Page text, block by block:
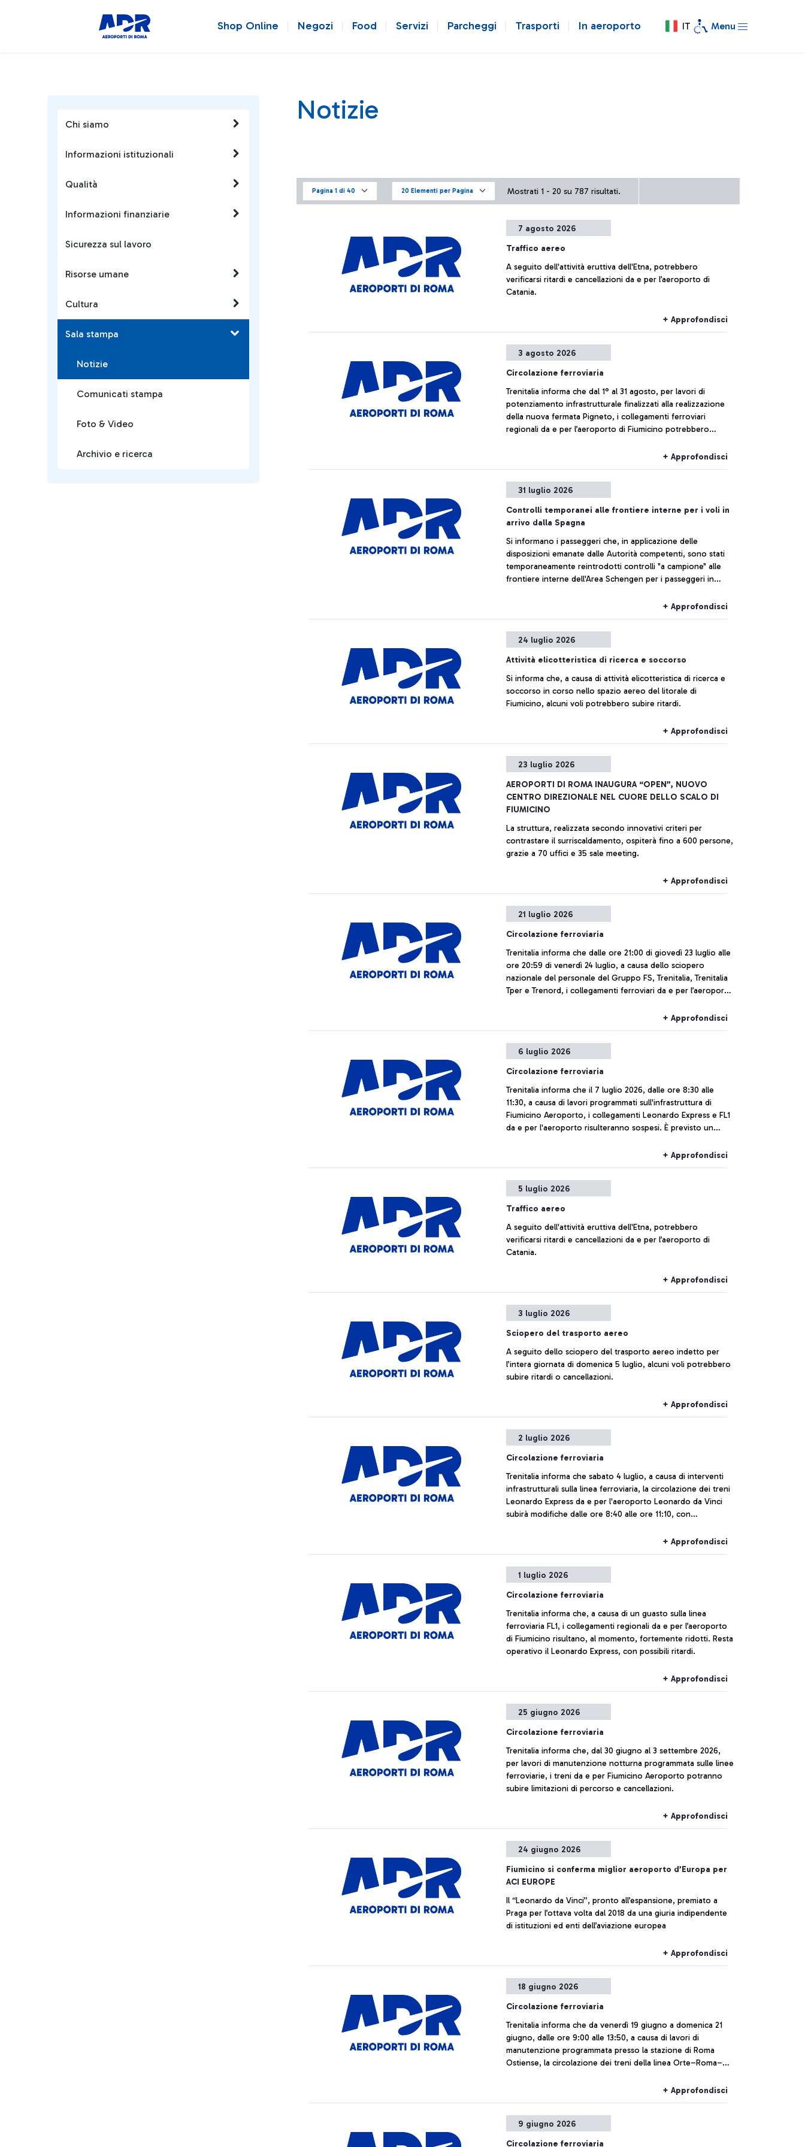
Shop Online Negozi Food Servizi Parcheggi Trasporti In aeroporto IT Menu
Chi siamo
Informazioni istituzionali
Qualità
Informazioni finanziarie
Sicurezza sul lavoro
Risorse umane
Cultura
Sala stampa
Notizie
Comunicati stampa
Foto & Video
Archivio e ricerca
Notizie
Pagina 1 di 40 20 Elementi per Pagina Mostrati 1 - 20 su 787 risultati.
7 agosto 2026
Traffico aereo
A seguito dell'attività eruttiva dell'Etna, potrebbero
verificarsi ritardi e cancellazioni da e per l’aeroporto di
Catania.
+ Approfondisci
3 agosto 2026
Circolazione ferroviaria
Trenitalia informa che dal 1° al 31 agosto, per lavori di
potenziamento infrastrutturale finalizzati alla realizzazione
della nuova fermata Pigneto, i collegamenti ferroviari
regionali da e per l’aeroporto di Fiumicino potrebbero
+ Approfondisci
31 luglio 2026
Controlli temporanei alle frontiere interne per i voli in
arrivo dalla Spagna
Si informano i passeggeri che, in applicazione delle
disposizioni emanate dalle Autorità competenti, sono stati
temporaneamente reintrodotti controlli "a campione" alle
frontiere interne dell'Area Schengen per i passeggeri in
+ Approfondisci
24 luglio 2026
Attività elicotteristica di ricerca e soccorso
Si informa che, a causa di attività elicotteristica di ricerca e
soccorso in corso nello spazio aereo del litorale di
Fiumicino, alcuni voli potrebbero subire ritardi.
+ Approfondisci
23 luglio 2026
AEROPORTI DI ROMA INAUGURA “OPEN”, NUOVO
CENTRO DIREZIONALE NEL CUORE DELLO SCALO DI
FIUMICINO
La struttura, realizzata secondo innovativi criteri per
contrastare il surriscaldamento, ospiterà fino a 600 persone,
grazie a 70 uffici e 35 sale meeting.
+ Approfondisci
21 luglio 2026
Circolazione ferroviaria
Trenitalia informa che dalle ore 21:00 di giovedì 23 luglio alle
ore 20:59 di venerdì 24 luglio, a causa dello sciopero
nazionale del personale del Gruppo FS, Trenitalia, Trenitalia
Tper e Trenord, i collegamenti ferroviari da e per l’aeroporto
+ Approfondisci
6 luglio 2026
Circolazione ferroviaria
Trenitalia informa che il 7 luglio 2026, dalle ore 8:30 alle
11:30, a causa di lavori programmati sull'infrastruttura di
Fiumicino Aeroporto, i collegamenti Leonardo Express e FL1
da e per l'aeroporto risulteranno sospesi. È previsto un
+ Approfondisci
5 luglio 2026
Traffico aereo
A seguito dell'attività eruttiva dell'Etna, potrebbero
verificarsi ritardi e cancellazioni da e per l’aeroporto di
Catania.
+ Approfondisci
3 luglio 2026
Sciopero del trasporto aereo
A seguito dello sciopero del trasporto aereo indetto per
l’intera giornata di domenica 5 luglio, alcuni voli potrebbero
subire ritardi o cancellazioni.
+ Approfondisci
2 luglio 2026
Circolazione ferroviaria
Trenitalia informa che sabato 4 luglio, a causa di interventi
infrastrutturali sulla linea ferroviaria, la circolazione dei treni
Leonardo Express da e per l'aeroporto Leonardo da Vinci
subirà modifiche dalle ore 8:40 alle ore 11:10, con
bus presso l’aeroporto sarà ubicata in via Generale Felice
Santini, all'altezza del parcheggio Multipiano D.
+ Approfondisci
1 luglio 2026
Circolazione ferroviaria
Trenitalia informa che, a causa di un guasto sulla linea
ferroviaria FL1, i collegamenti regionali da e per l’aeroporto
di Fiumicino risultano, al momento, fortemente ridotti. Resta
operativo il Leonardo Express, con possibili ritardi.
+ Approfondisci
25 giugno 2026
Circolazione ferroviaria
Trenitalia informa che, dal 30 giugno al 3 settembre 2026,
per lavori di manutenzione notturna programmata sulle linee
ferroviarie, i treni da e per Fiumicino Aeroporto potranno
subire limitazioni di percorso e cancellazioni.
+ Approfondisci
24 giugno 2026
Fiumicino si conferma miglior aeroporto d’Europa per
ACI EUROPE
Il “Leonardo da Vinci”, pronto all’espansione, premiato a
Praga per l’ottava volta dal 2018 da una giuria indipendente
di istituzioni ed enti dell’aviazione europea
+ Approfondisci
18 giugno 2026
Circolazione ferroviaria
Trenitalia informa che da venerdì 19 giugno a domenica 21
giugno, dalle ore 9:00 alle 13:50, a causa di lavori di
manutenzione programmata presso la stazione di Roma
Ostiense, la circolazione dei treni della linea Orte–Roma–
+ Approfondisci
9 giugno 2026
Circolazione ferroviaria